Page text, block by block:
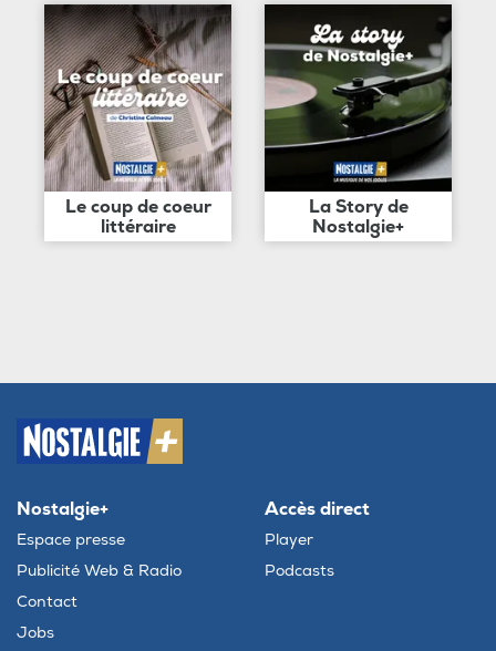
Le coup de coeur
littéraire
La Story de
Nostalgie+
Nostalgie+
Espace presse
Publicité Web & Radio
Contact
Jobs
Accès direct
Player
Podcasts